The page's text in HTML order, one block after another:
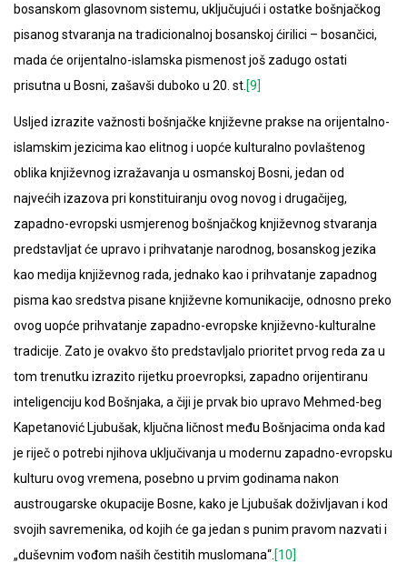
bosanskom glasovnom sistemu, uključujući i ostatke bošnjačkog
pisanog stvaranja na tradicionalnoj bosanskoj ćirilici – bosančici,
mada će orijentalno-islamska pismenost još zadugo ostati
prisutna u Bosni, zašavši duboko u 20. st. [9]
Usljed izrazite važnosti bošnjačke književne prakse na orijentalno-
islamskim jezicima kao elitnog i uopće kulturalno povlaštenog
oblika književnog izražavanja u osmanskoj Bosni, jedan od
najvećih izazova pri konstituiranju ovog novog i drugačijeg,
zapadno-evropski usmjerenog bošnjačkog književnog stvaranja
predstavljat će upravo i prihvatanje narodnog, bosanskog jezika
kao medija književnog rada, jednako kao i prihvatanje zapadnog
pisma kao sredstva pisane književne komunikacije, odnosno preko
ovog uopće prihvatanje zapadno-evropske književno-kulturalne
tradicije. Zato je ovakvo što predstavljalo prioritet prvog reda za u
tom trenutku izrazito rijetku proevropksi, zapadno orijentiranu
inteligenciju kod Bošnjaka, a čiji je prvak bio upravo Mehmed-beg
Kapetanović Ljubušak, ključna ličnost među Bošnjacima onda kad
je riječ o potrebi njihova uključivanja u modernu zapadno-evropsku
kulturu ovog vremena, posebno u prvim godinama nakon
austrougarske okupacije Bosne, kako je Ljubušak doživljavan i kod
svojih savremenika, od kojih će ga jedan s punim pravom nazvati i
„duševnim vođom naših čestitih muslomana“. [10]